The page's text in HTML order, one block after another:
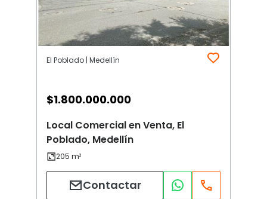
El Poblado | Medellín
$1.800.000.000
Local Comercial en Venta, El
Poblado, Medellín
Contactar